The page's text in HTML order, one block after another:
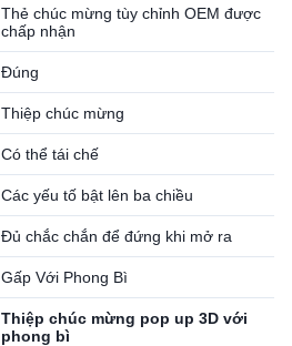
Thẻ chúc mừng tùy chỉnh OEM được
chấp nhận
Đúng
Thiệp chúc mừng
Có thể tái chế
Các yếu tố bật lên ba chiều
Đủ chắc chắn để đứng khi mở ra
Gấp Với Phong Bì
Thiệp chúc mừng pop up 3D với
phong bì